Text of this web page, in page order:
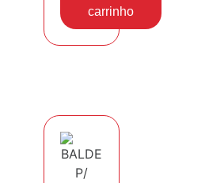
carrinho